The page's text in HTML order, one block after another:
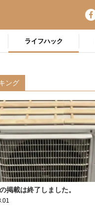
ライフハック
ング
掲載は終了しました。